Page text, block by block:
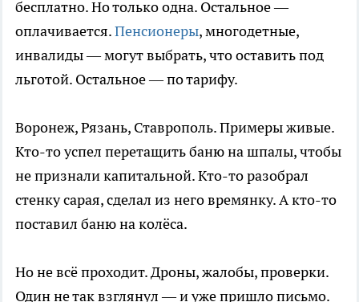
бесплатно. Но только одна. Остальное —
оплачивается.Пенсионеры, многодетные,
инвалиды — могут выбрать, что оставить под
льготой. Остальное — по тарифу.
Воронеж, Рязань, Ставрополь. Примеры живые.
Кто-то успел перетащить баню на шпалы, чтобы
не признали капитальной. Кто-то разобрал
стенку сарая, сделал из него времянку. А кто-то
поставил баню на колёса.
Но не всё проходит. Дроны, жалобы, проверки.
Один не так взглянул — и уже пришло письмо.